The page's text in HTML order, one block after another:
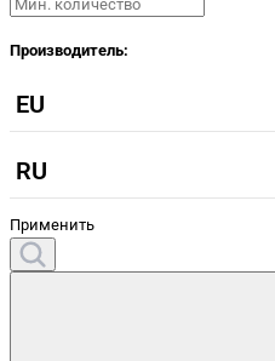
Производитель:
EU
RU
Применить